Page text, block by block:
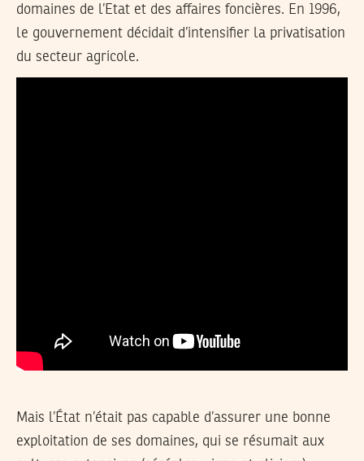
domaines de l’Etat et des affaires foncières. En 1996,
le gouvernement décidait d’intensifier la privatisation
du secteur agricole.
Mais l’État n’était pas capable d’assurer une bonne
exploitation de ses domaines, qui se résumait aux